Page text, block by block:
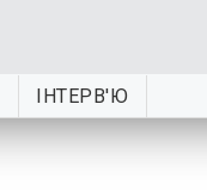
ІНТЕРВ'Ю